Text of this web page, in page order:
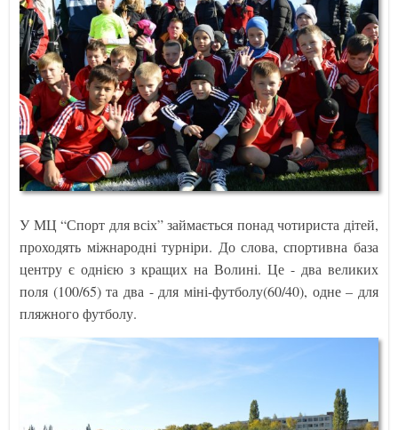
У МЦ “Спорт для всіх” займається понад чотириста дітей,
проходять міжнародні турніри. До слова, спортивна база
центру є однією з кращих на Волині. Це - два великих
поля (100/65) та два - для міні-футболу(60/40), одне – для
пляжного футболу.